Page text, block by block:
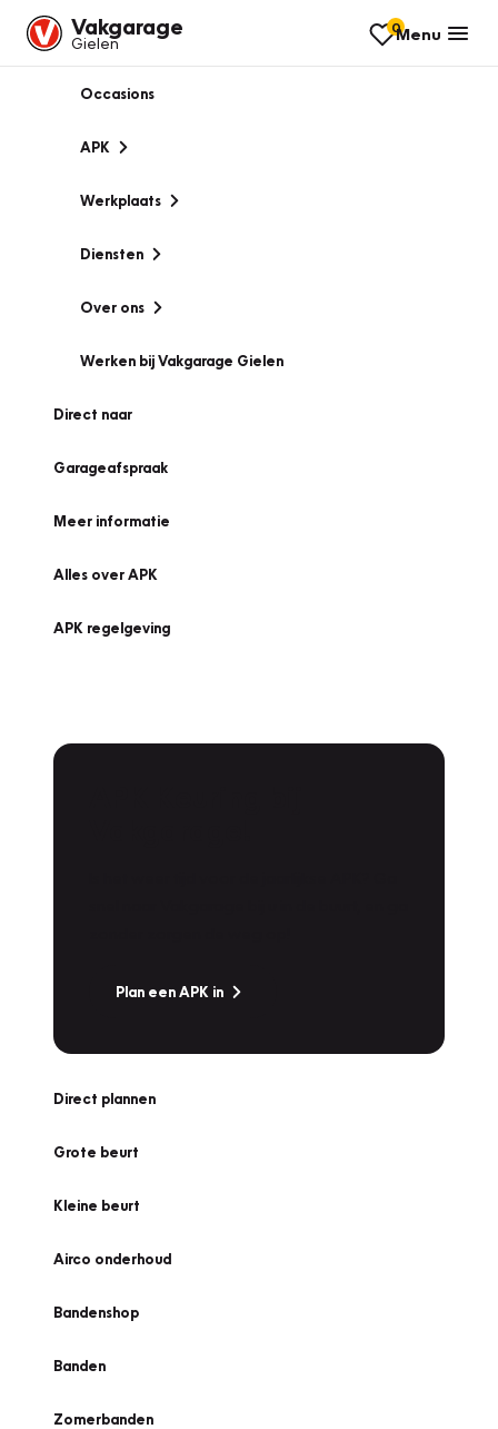
Vakgarage
Gielen
0Menu
Occasions
APK
Werkplaats
Diensten
Over ons
Werken bij Vakgarage Gielen
Direct naar
Garageafspraak
Meer informatie
Alles over APK
APK regelgeving
Plan een APK in
Direct plannen
Grote beurt
Kleine beurt
Airco onderhoud
Bandenshop
Banden
Zomerbanden